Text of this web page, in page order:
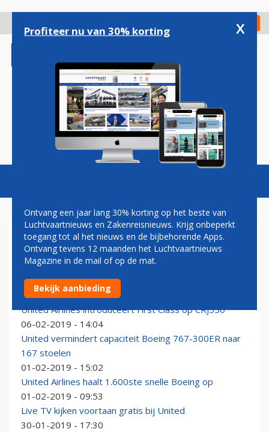
gaan
Check in
Magazine Podcasts Vacatures
UNITED AIRLINES
Nederlands likje verf voor historische DC-8
21-02-2019 - 16:37
United Airlines introduceert First Class op CRJ550
06-02-2019 - 14:04
United vermindert capaciteit Boeing 767-300ER naar
167 stoelen
01-02-2019 - 15:02
United Airlines haalt 1.600ste snelle Boeing op
01-02-2019 - 09:53
Live TV kijken voortaan gratis bij United
30-01-2019 - 17:30
Profiteer nu van 30% korting x
Ontvang een jaar lang 30% korting op het beste van
Luchtvaartnieuws en Zakenreisnieuws. Krijg onbeperkt
toegang tot al het nieuws en de bijbehorende Apps.
Ontvang tevens 12 maanden het Luchtvaartnieuws
Magazine in de mail of op de mat.
Bekijk aanbieding